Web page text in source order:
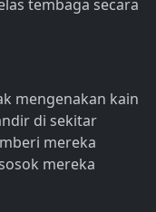
tembaga secara
mengenakan kain
di sekitar
mereka
mereka